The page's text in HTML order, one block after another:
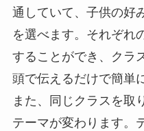
通していて、子供の好
を選べます。それぞれ
することができ、クラ
頭で伝えるだけで簡単
また、同じクラスを取
テーマが変わります。